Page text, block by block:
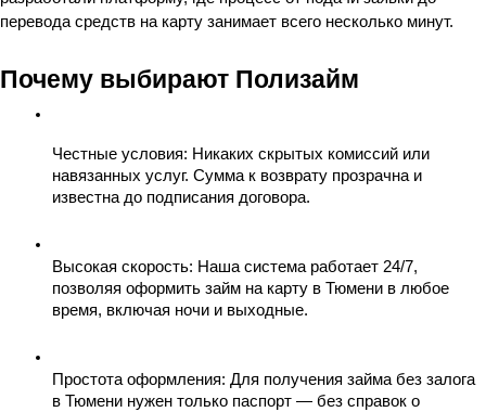
перевода средств на карту занимает всего несколько минут.
Почему выбирают Полизайм
Честные условия: Никаких скрытых комиссий или
навязанных услуг. Сумма к возврату прозрачна и
известна до подписания договора.
Высокая скорость: Наша система работает 24/7,
позволяя оформить займ на карту в Тюмени в любое
время, включая ночи и выходные.
Простота оформления: Для получения займа без залога
в Тюмени нужен только паспорт — без справок о